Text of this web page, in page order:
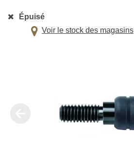
Épuisé
Voir le stock des magasins